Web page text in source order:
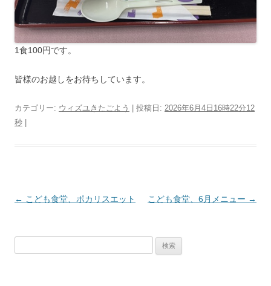
1食100円です。
皆様のお越しをお待ちしています。
カテゴリー: ウィズユきたごよう | 投稿日: 2026年6月4日16時22分12
秒 |
投
← こども食堂、ポカリスエット こども食堂、6月メニュー →
索: